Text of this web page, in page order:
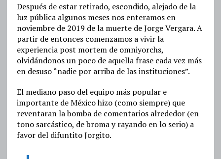
Después de estar retirado, escondido, alejado de la
luz pública algunos meses nos enteramos en
noviembre de 2019 de la muerte de Jorge Vergara. A
partir de entonces comenzamos a vivir la
experiencia post mortem de omniyorchs,
olvidándonos un poco de aquella frase cada vez más
en desuso “nadie por arriba de las instituciones”.
El mediano paso del equipo más popular e
importante de México hizo (como siempre) que
reventaran la bomba de comentarios alrededor (en
tono sarcástico, de broma y rayando en lo serio) a
favor del difuntito Jorgito.